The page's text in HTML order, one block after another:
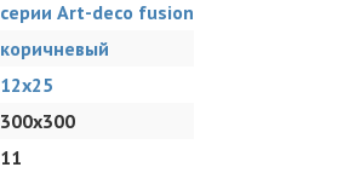
серии Art-deco fusion
коричневый
12х25
300x300
11